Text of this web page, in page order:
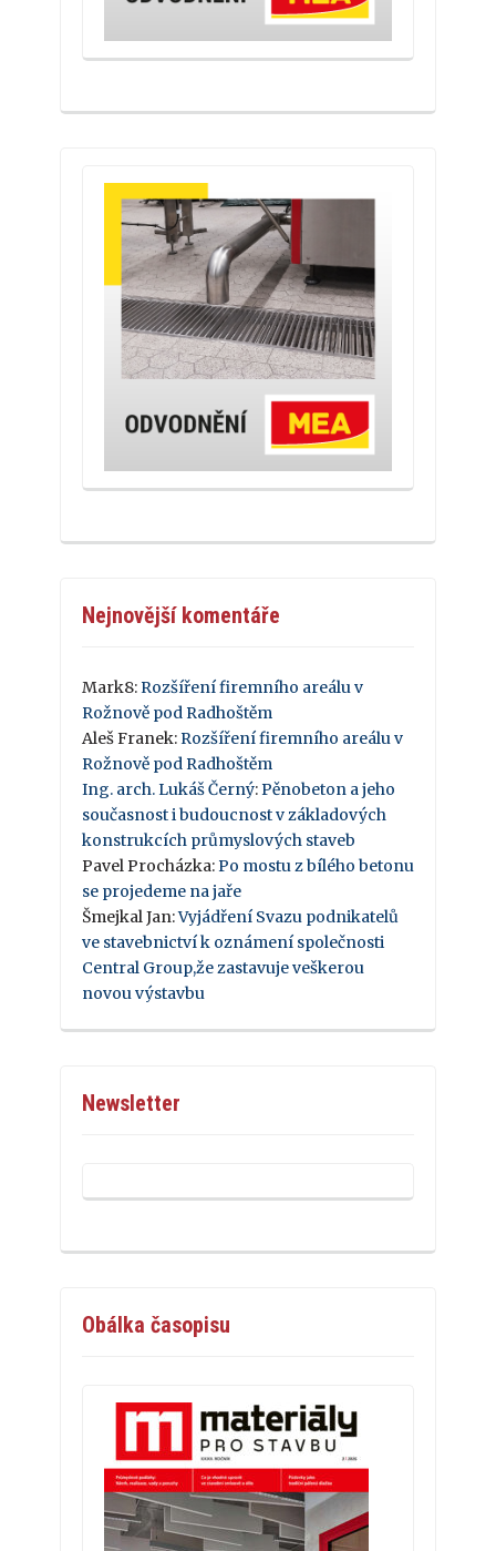
Nejnovější komentáře
Mark8: Rozšíření firemního areálu v
Rožnově pod Radhoštěm
Aleš Franek: Rozšíření firemního areálu v
Rožnově pod Radhoštěm
Ing. arch. Lukáš Černý: Pěnobeton a jeho
současnost i budoucnost v základových
konstrukcích průmyslových staveb
Pavel Procházka: Po mostu z bílého betonu
se projedeme na jaře
Šmejkal Jan:Vyjádření Svazu podnikatelů
ve stavebnictví k oznámení společnosti
Central Group,že zastavuje veškerou
novou výstavbu
Newsletter
Obálka časopisu